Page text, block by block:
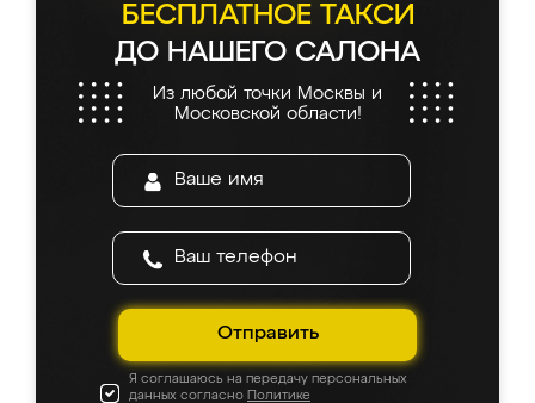
БЕСПЛАТНОЕ ТАКСИ
ДО НАШЕГО САЛОНА
Из любой точки Москвы и
Московской области!
Отправить
Я соглашаюсь на передачу персональных
данных согласно Политике